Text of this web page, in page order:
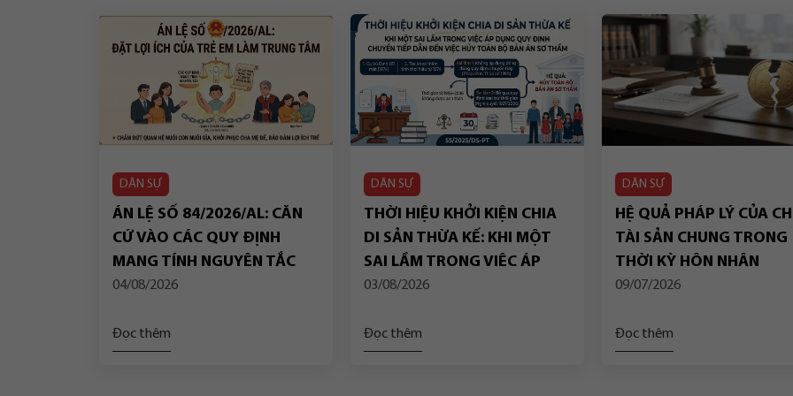
DÂN SỰ
ÁN LỆ SỐ 84/2026/AL: CĂN
CỨ VÀO CÁC QUY ĐỊNH
MANG TÍNH NGUYÊN TẮC
CỦA PHÁP LUẬT VỀ “QUYỀN
LỢI ÍCH TỐT NHẤT CỦA TRẺ
EM TRONG TRƯỜNG HỢP
04/08/2026
Đọc thêm
DÂN SỰ
THỜI HIỆU KHỞI KIỆN CHIA
DI SẢN THỪA KẾ: KHI MỘT
SAI LẦM TRONG VIỆC ÁP
DỤNG QUY ĐỊNH CHUYỂN
TOÀN BỘ BẢN ÁN SƠ THẨM
03/08/2026
Đọc thêm
DÂN SỰ
HỆ QUẢ PHÁP LÝ CỦA
TÀI SẢN CHUNG TRONG
THỜI KỲ HÔN NHÂN
09/07/2026
Đọc thêm